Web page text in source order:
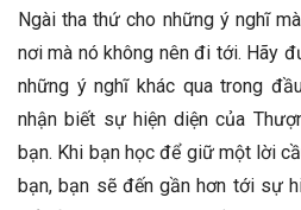
Ngài tha thứ cho những ý nghĩ
nơi mà nó không nên đi tới. Hãy
những ý nghĩ khác qua trong
nhận biết sự hiện diện của
bạn. Khi bạn học để giữ một lời
bạn, bạn sẽ đến gần hơn tới sự